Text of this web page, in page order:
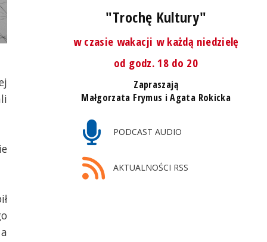
"Trochę Kultury"
w czasie wakacji w każdą niedzielę
od godz. 18 do 20
Zapraszają
Małgorzata Frymus i Agata Rokicka
PODCAST AUDIO
AKTUALNOŚCI RSS